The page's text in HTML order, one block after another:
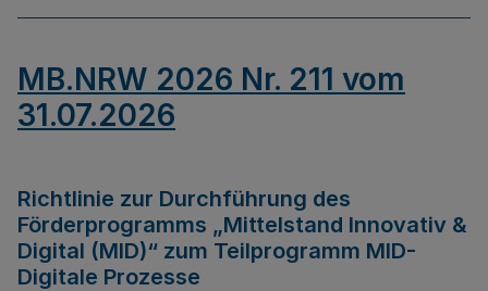
MB.NRW 2026 Nr. 211 vom
31.07.2026
Richtlinie zur Durchführung des
Förderprogramms „Mittelstand Innovativ &
Digital (MID)“ zum Teilprogramm MID-
Digitale Prozesse